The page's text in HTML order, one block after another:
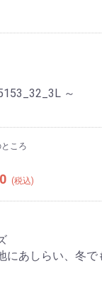
～
ころ
(税込)
にあしらい、冬で